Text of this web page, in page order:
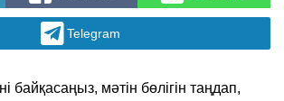
Telegram
байқасаңыз, мәтін бөлігін таңдап,